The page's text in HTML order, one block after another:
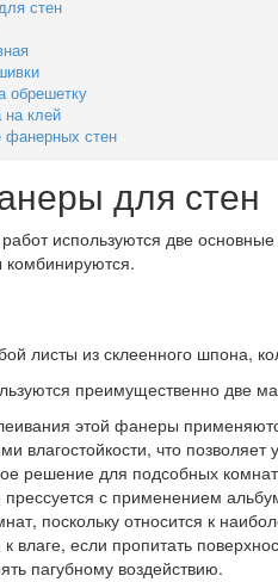
стен
обрешетку
на клей
фанерных стен
для стен
используются две
комбинируются.
листы из склеенного шпона,
преимущественно две
этой фанеры
влагостойкости, что
решение для подсобных
с применением
поскольку относится к
к влаге, если пропитать
пагубному воздействию.